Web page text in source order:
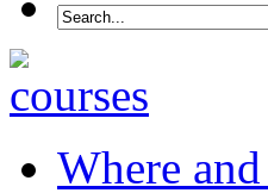
Where